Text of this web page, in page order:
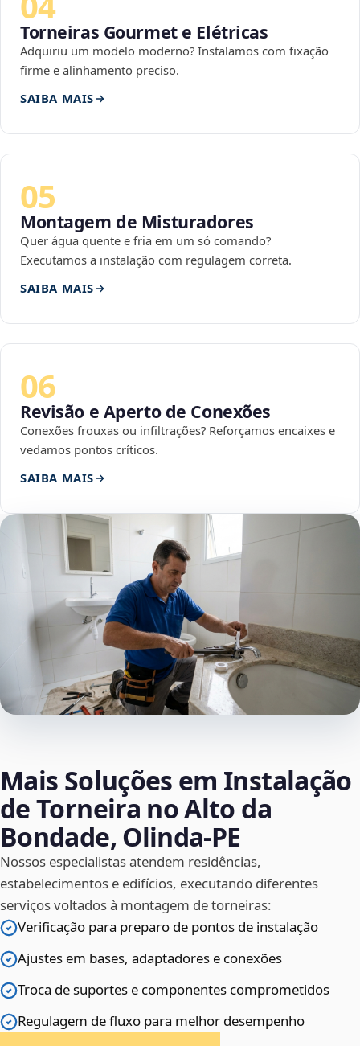
Torneiras Gourmet e Elétricas
Adquiriu um modelo moderno? Instalamos com fixação
firme e alinhamento preciso.
SAIBA MAIS
05
Montagem de Misturadores
Quer água quente e fria em um só comando?
Executamos a instalação com regulagem correta.
SAIBA MAIS
06
Revisão e Aperto de Conexões
Conexões frouxas ou infiltrações? Reforçamos encaixes e
vedamos pontos críticos.
SAIBA MAIS
Mais Soluções em Instalação
de Torneira no Alto da
Bondade, Olinda‑PE
Nossos especialistas atendem residências,
estabelecimentos e edifícios, executando diferentes
serviços voltados à montagem de torneiras:
Verificação para preparo de pontos de instalação
Ajustes em bases, adaptadores e conexões
Troca de suportes e componentes comprometidos
Regulagem de fluxo para melhor desempenho